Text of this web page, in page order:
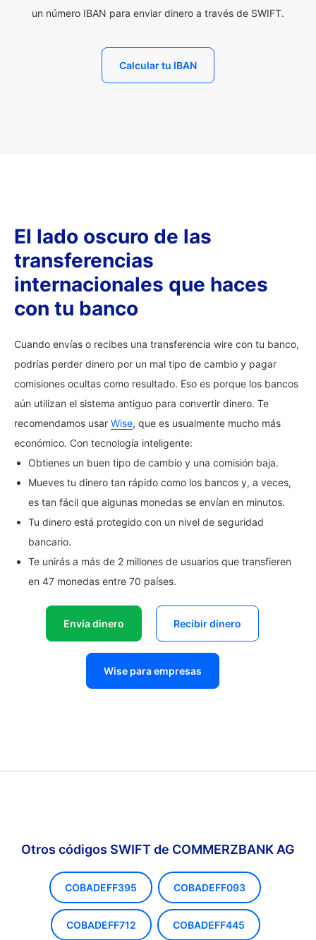
un número IBAN para enviar dinero a través de SWIFT.
Calcular tu IBAN
El lado oscuro de las
transferencias
internacionales que haces
con tu banco
Cuando envías o recibes una transferencia wire con tu banco,
podrías perder dinero por un mal tipo de cambio y pagar
comisiones ocultas como resultado. Eso es porque los bancos
aún utilizan el sistema antiguo para convertir dinero. Te
recomendamos usar Wise, que es usualmente mucho más
económico. Con tecnología inteligente:
Obtienes un buen tipo de cambio y una comisión baja.
Mueves tu dinero tan rápido como los bancos y, a veces,
es tan fácil que algunas monedas se envían en minutos.
Tu dinero está protegido con un nivel de seguridad
bancario.
Te unirás a más de 2 millones de usuarios que transfieren
en 47 monedas entre 70 países.
Envía dinero Recibir dinero
Wise para empresas
Otros códigos SWIFT de COMMERZBANK AG
COBADEFF395 COBADEFF093
COBADEFF712 COBADEFF445